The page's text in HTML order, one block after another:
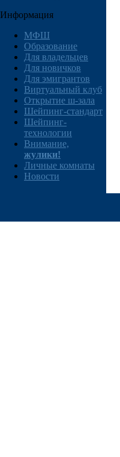
Информация
МФШ
Образование
Для владельцев
Для новичков
Для эмигрантов
Виртуальный клуб
Открытие ш-зала
Шейпинг-стандарт
Шейпинг-
технологии
Внимание,
жулики!
Личные комнаты
Новости